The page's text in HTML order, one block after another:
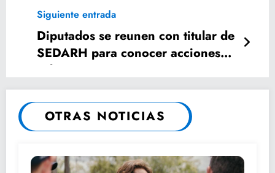
Siguiente entrada
Diputados se reunen con titular de
SEDARH para conocer acciones
sobre estiaje
OTRAS NOTICIAS